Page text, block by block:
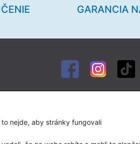
nejde, aby stránky fungovali
GARANCIA
Diagnostika